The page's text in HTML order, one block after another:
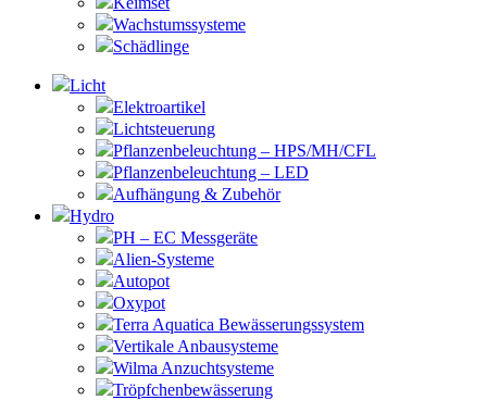
Wachstumssysteme
Schädlinge
Licht
Elektroartikel
Lichtsteuerung
Pflanzenbeleuchtung – HPS/MH/CFL
Pflanzenbeleuchtung – LED
Aufhängung & Zubehör
Hydro
PH – EC Messgeräte
Alien-Systeme
Autopot
Oxypot
Terra Aquatica Bewässerungssystem
Vertikale Anbausysteme
Wilma Anzuchtsysteme
Tröpfchenbewässerung